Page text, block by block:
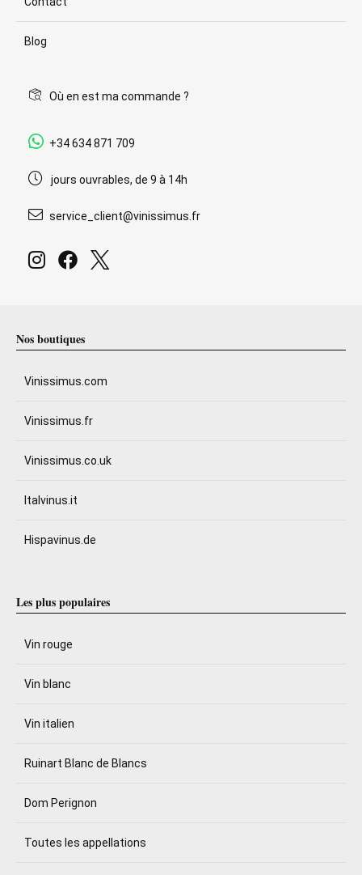
Blog
Où en est ma commande ?
+34 634 871 709
jours ouvrables, de 9 à 14h
service_client@vinissimus.fr
Nos boutiques
Vinissimus.com
Vinissimus.fr
Vinissimus.co.uk
Italvinus.it
Hispavinus.de
Les plus populaires
Vin rouge
Vin blanc
Vin italien
Ruinart Blanc de Blancs
Dom Perignon
Toutes les appellations